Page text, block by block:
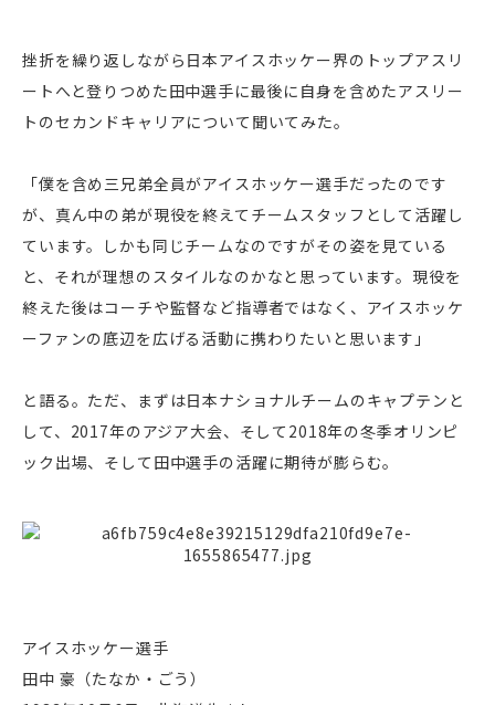
挫折を繰り返しながら日本アイスホッケー界のトップアスリ
ートへと登りつめた田中選手に最後に自身を含めたアスリー
トのセカンドキャリアについて聞いてみた。
「僕を含め三兄弟全員がアイスホッケー選手だったのです
が、真ん中の弟が現役を終えてチームスタッフとして活躍し
ています。しかも同じチームなのですがその姿を見ている
と、それが理想のスタイルなのかなと思っています。現役を
終えた後はコーチや監督など指導者ではなく、アイスホッケ
ーファンの底辺を広げる活動に携わりたいと思います」
と語る。ただ、まずは日本ナショナルチームのキャプテンと
して、2017年のアジア大会、そして2018年の冬季オリンピ
ック出場、そして田中選手の活躍に期待が膨らむ。
アイスホッケー選手
田中 豪（たなか・ごう）